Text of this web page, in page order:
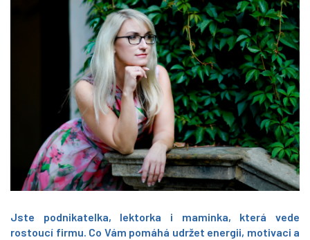
Jste podnikatelka, lektorka i maminka, která vede
rostoucí firmu. Co Vám pomáhá udržet energii, motivaci a